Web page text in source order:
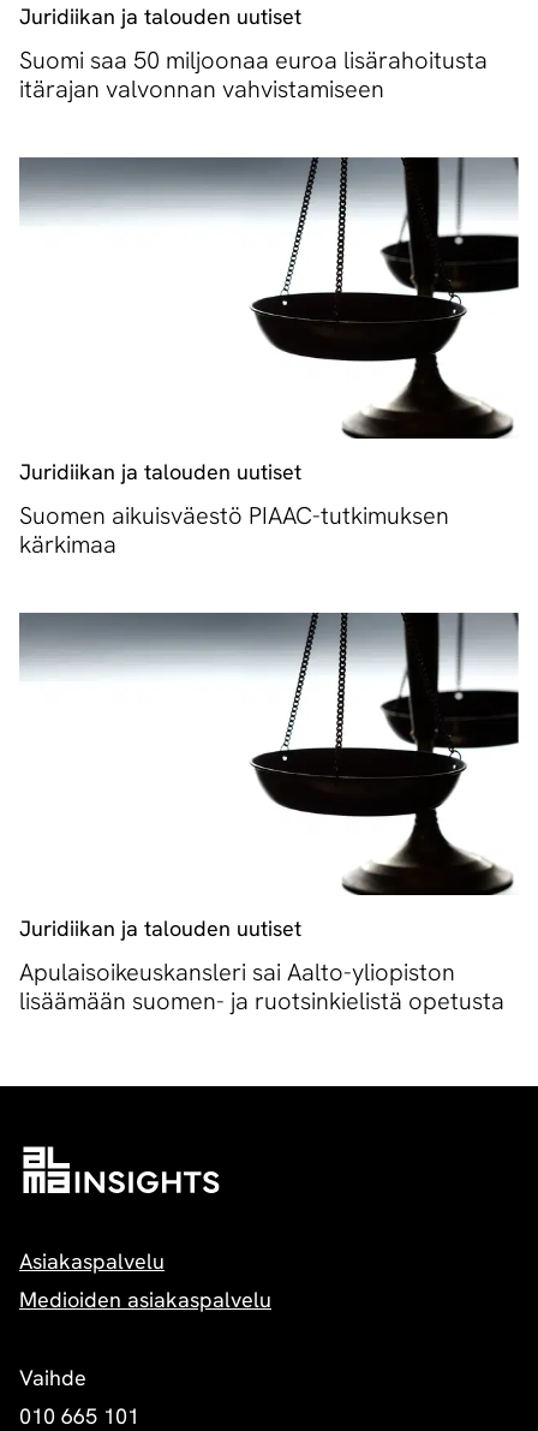
Juridiikan ja talouden uutiset
Suomi saa 50 miljoonaa euroa lisärahoitusta
itärajan valvonnan vahvistamiseen
Juridiikan ja talouden uutiset
Suomen aikuisväestö PIAAC-tutkimuksen
kärkimaa
Juridiikan ja talouden uutiset
Apulaisoikeuskansleri sai Aalto-yliopiston
lisäämään suomen- ja ruotsinkielistä opetusta
Asiakaspalvelu
Medioiden asiakaspalvelu
Vaihde
010 665 101